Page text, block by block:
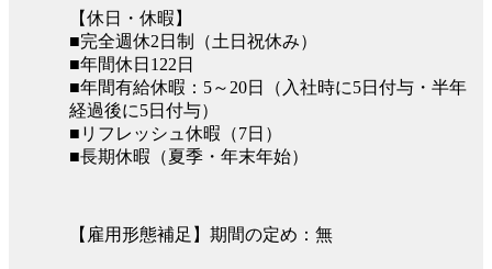
【休日・休暇】
■完全週休2日制（土日祝休み）
■年間休日122日
■年間有給休暇：5～20日（入社時に5日付与・半年
経過後に5日付与）
■リフレッシュ休暇（7日）
■長期休暇（夏季・年末年始）
【雇用形態補足】期間の定め：無